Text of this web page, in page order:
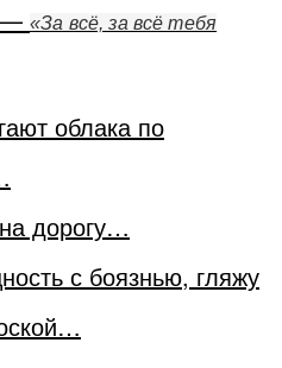
— «За всё, за всё тебя
облака по
дорогу…
с боязнью, гляжу